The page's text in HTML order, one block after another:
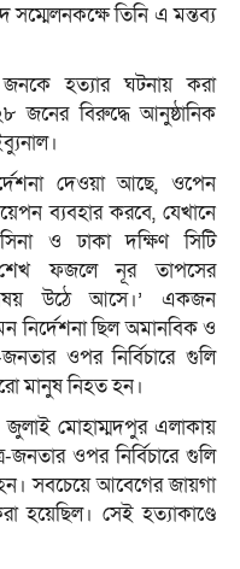
সম্মেলনকক্ষে তিনি এ মন্তব্য
হত্যার ঘটনায় করা
জনের বিরুদ্ধে আনুষ্ঠানিক
দেওয়া আছে, ওপেন
ব্যবহার করবে, যেখানে
ও ঢাকা দক্ষিণ সিটি
ফজলে নূর তাপসের
উঠে আসে।’ একজন
নির্দেশনা ছিল অমানবিক ও
ওপর নির্বিচারে গুলি
মানুষ নিহত হন।
মোহাম্মদপুর এলাকায়
জনতার ওপর নির্বিচারে গুলি
সবচেয়ে আবেগের জায়গা
হয়েছিল। সেই হত্যাকাণ্ডে